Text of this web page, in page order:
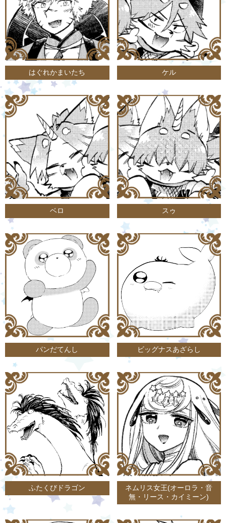
はぐれかまいたち ケル
ベロ スゥ
パンだてんし ビッグナスあざらし
ふたくびドラゴン
ネムリス女王(オーロラ・音
無・リース・カイミーン)